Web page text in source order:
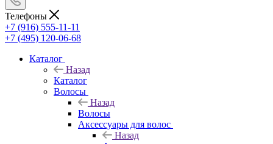
Телефоны
+7 (916) 555-11-11
+7 (495) 120-06-68
Каталог
Назад
Каталог
Волосы
Назад
Волосы
Аксессуары для волос
Назад